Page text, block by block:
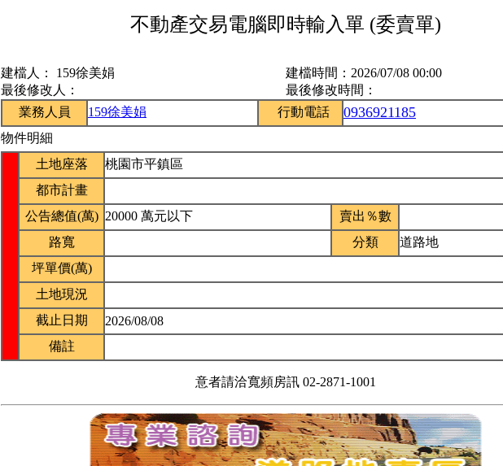
不動產交易電腦即時輸入單 (委賣單)
建檔人： 159徐美娟 建檔時間： 2026/07/08 00:00
最後修改人：
最後修改時間：
業務人員
159徐美娟 行動電話 0936921185
物件明細
土地座落
桃園市平鎮區
都市計畫
公告總值(萬) 20000 萬元以下
賣出％數
路寬
分類
道路地
坪單價(萬)
土地現況
截止日期
2026/08/08
備註
意者請洽寬頻房訊 02-2871-1001